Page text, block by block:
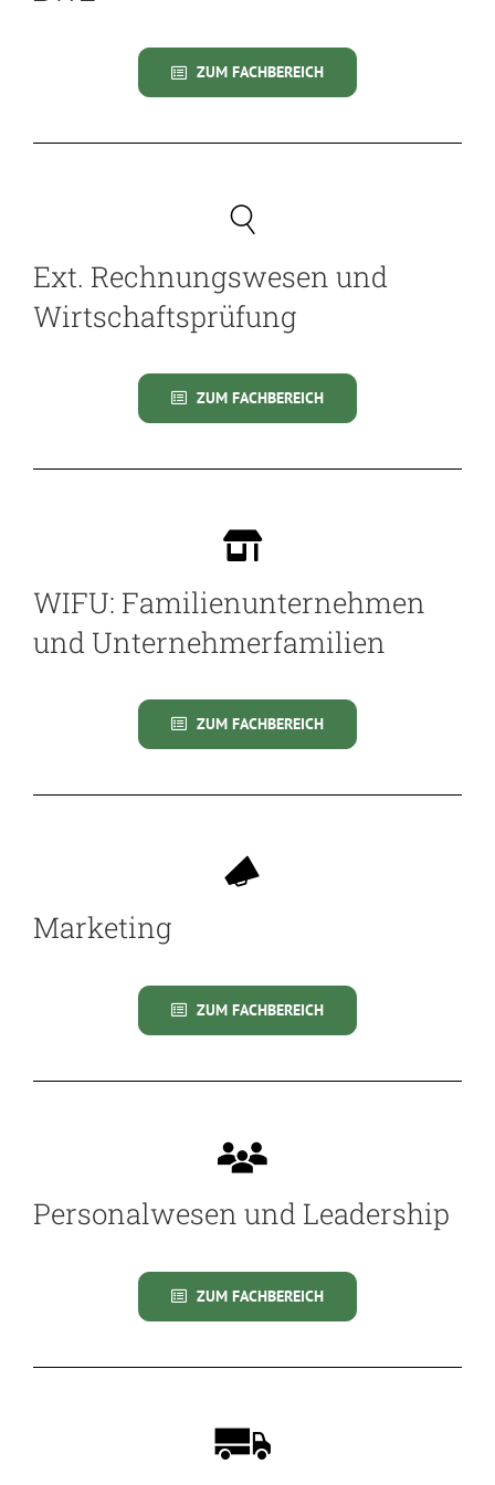
ZUM FACHBEREICH
Ext. Rechnungswesen und
Wirtschaftsprüfung
ZUM FACHBEREICH
WIFU: Familienunternehmen
und Unternehmerfamilien
ZUM FACHBEREICH
Marketing
ZUM FACHBEREICH
Personalwesen und Leadership
ZUM FACHBEREICH